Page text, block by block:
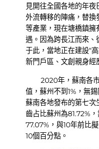
見開往全國各地的年
外流轉移的陣痛，替換
等產業，現在塘橋鎮
遇。因為跨長江而來
于此，當地正在建設“
新門戶區、文創親身經
2020年，蘇南各
值，蘇州不到1%，無
蘇南各地發布的第七次
齒占比蘇州為81.72%
77.07%，與10年前比
10個百分點。